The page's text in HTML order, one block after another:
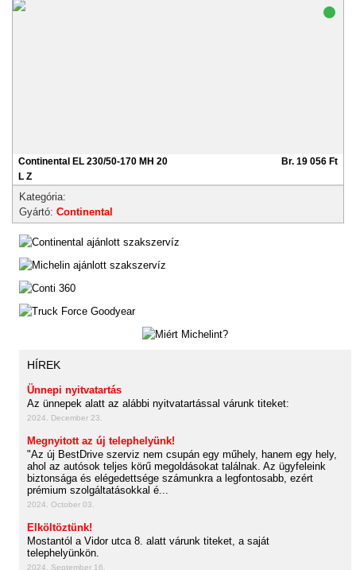
Continental EL 230/50-170 MH 20
L Z
Br. 19 056 Ft
Kategória:
Gyártó: Continental
HÍREK
Ünnepi nyitvatartás
Az ünnepek alatt az alábbi nyitvatartással várunk titeket:
2024. December 23.
Megnyitott az új telephelyünk!
"Az új BestDrive szerviz nem csupán egy műhely, hanem egy hely,
ahol az autósok teljes körű megoldásokat találnak. Az ügyfeleink
biztonsága és elégedettsége számunkra a legfontosabb, ezért
prémium szolgáltatásokkal é...
2024. October 03.
Elköltöztünk!
Mostantól a Vidor utca 8. alatt várunk titeket, a saját
telephelyünkön.
2024. September 16.